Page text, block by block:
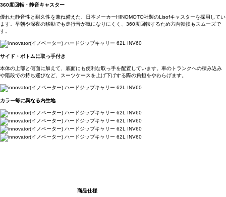
360度回転・静音キャスター
優れた静音性と耐久性を兼ね備えた、日本メーカーHINOMOTO社製のLisofキャスターを採用してい
ます。早朝や深夜の移動でも走行音が気になりにくく、360度回転するため方向転換もスムーズで
す。
サイド・ボトムに取っ手付き
本体の上部と側面に加えて、底面にも便利な取っ手を配置しています。車のトランクへの積み込み
や階段での持ち運びなど、スーツケースを上げ下げする際の負担をやわらげます。
カラー毎に異なる内生地
商品仕様